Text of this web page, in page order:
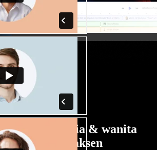
suara pria & wanita
berbagai aksen